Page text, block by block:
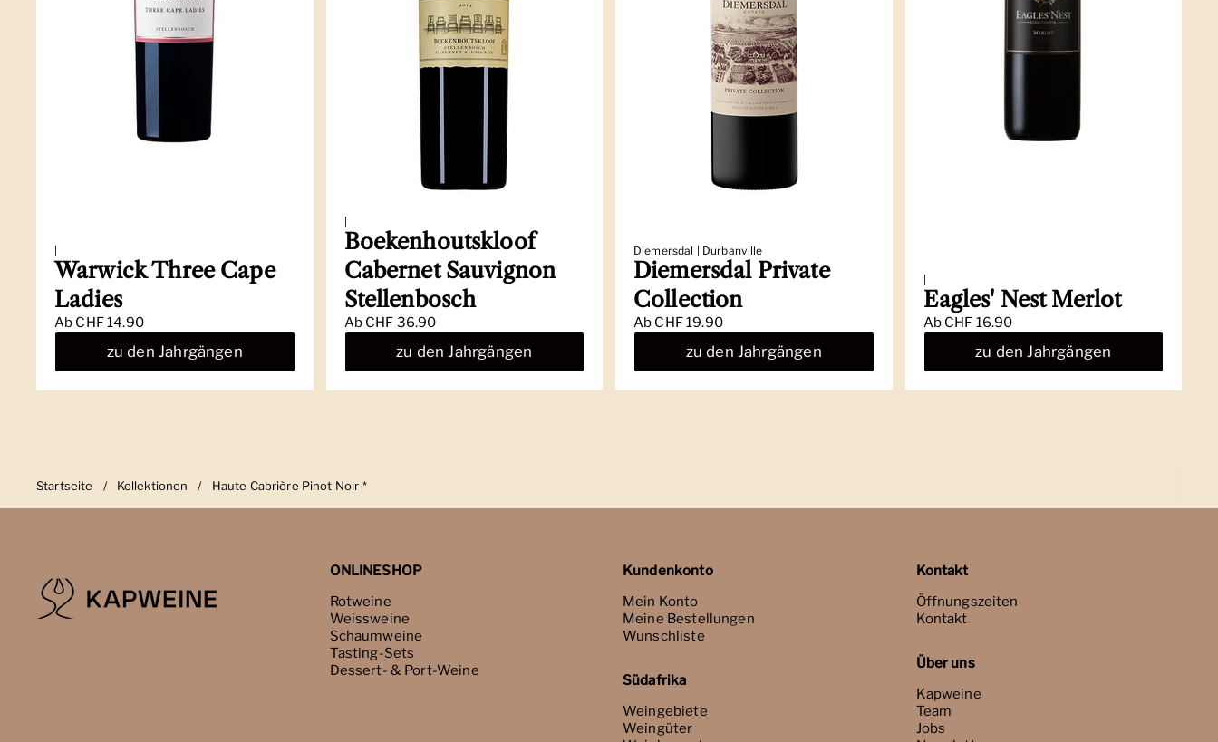
Warwick Three Cape
Ladies
Ab CHF 14.90
zu den Jahrgängen
Boekenhoutskloof
Cabernet Sauvignon
Stellenbosch
Ab CHF 36.90
zu den Jahrgängen
Diemersdal | Durbanville
Diemersdal Private
Collection
Ab CHF 19.90
zu den Jahrgängen
Eagles' Nest Merlot
Ab CHF 16.90
zu den Jahrgängen
Startseite / Kollektionen / Haute Cabrière Pinot Noir *
ONLINESHOP
Rotweine
Weissweine
Schaumweine
Tasting-Sets
Dessert- & Port-Weine
Kundenkonto
Mein Konto
Meine Bestellungen
Wunschliste
Südafrika
Weingebiete
Weingüter
Kontakt
Öffnungszeiten
Kontakt
Über uns
Kapweine
Team
Jobs